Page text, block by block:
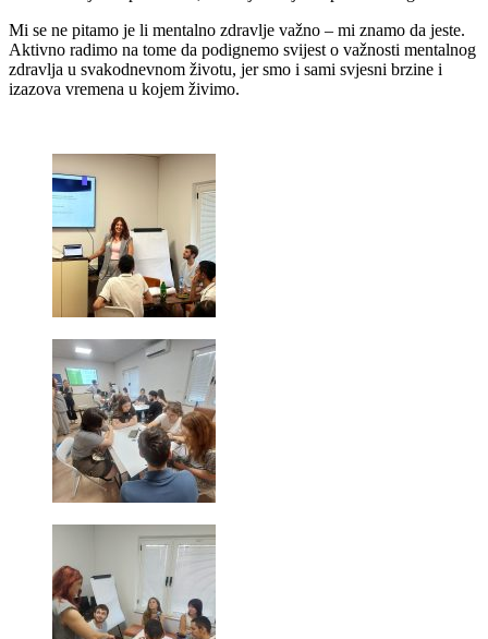
Mi se ne pitamo je li mentalno zdravlje važno – mi znamo da jeste.
Aktivno radimo na tome da podignemo svijest o važnosti mentalnog
zdravlja u svakodnevnom životu, jer smo i sami svjesni brzine i
izazova vremena u kojem živimo.